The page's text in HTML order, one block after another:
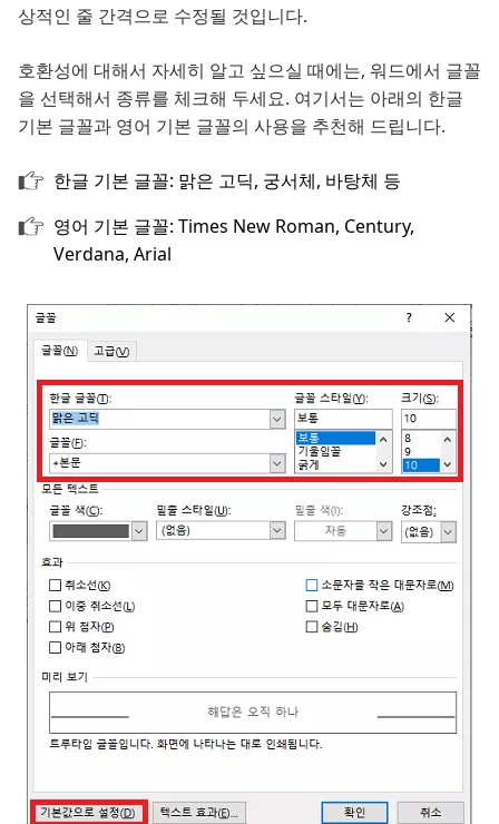
상적인 줄 간격으로 수정될 것입니다.
호환성에 대해서 자세히 알고 싶으실 때에는, 워드에서 글꼴
을 선택해서 종류를 체크해 두세요. 여기서는 아래의 한글
기본 글꼴과 영어 기본 글꼴의 사용을 추천해 드립니다.
한글 기본 글꼴: 맑은 고딕, 궁서체, 바탕체 등
영어 기본 글꼴: Times New Roman, Century,
Verdana, Arial